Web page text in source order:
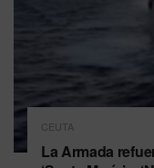
CEUTA
La Armada